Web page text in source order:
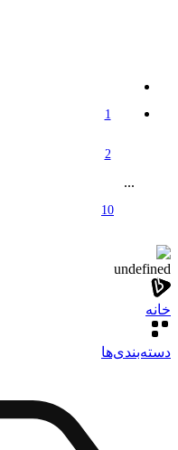
1
2
...
10
undefined
خانه
دسته‌بندی‌‌ها